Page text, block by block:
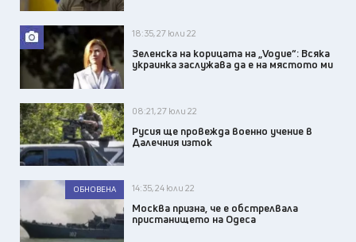
18:35, 27 юли 22
Зеленска на корицата на „Vogue“: Всяка
украинка заслужава да е на мястото ми
08:21, 27 юли 22
Русия ще провежда военно учение в
Далечния изток
ОБНОВЕНА 14:35, 24 юли 22
Москва призна, че е обстрелвала
пристанището на Одеса